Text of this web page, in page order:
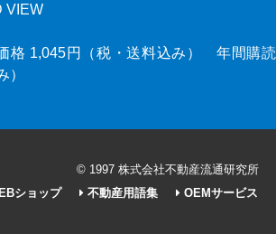
VIEW
格 1,045円（税・送料込み） 年間購
）
© 1997 株式会社不動産流通研究所
ショップ 不動産用語集 OEMサービス